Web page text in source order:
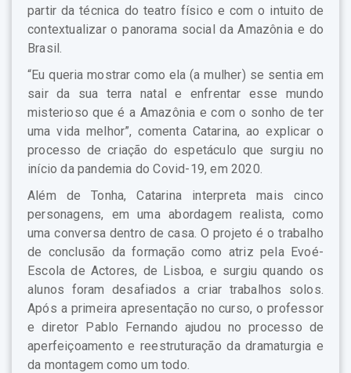
partir da técnica do teatro físico e com o intuito de
contextualizar o panorama social da Amazônia e do
Brasil.
“Eu queria mostrar como ela (a mulher) se sentia em
sair da sua terra natal e enfrentar esse mundo
misterioso que é a Amazônia e com o sonho de ter
uma vida melhor”, comenta Catarina, ao explicar o
processo de criação do espetáculo que surgiu no
início da pandemia do Covid-19, em 2020.
Além de Tonha, Catarina interpreta mais cinco
personagens, em uma abordagem realista, como
uma conversa dentro de casa. O projeto é o trabalho
de conclusão da formação como atriz pela Evoé-
Escola de Actores, de Lisboa, e surgiu quando os
alunos foram desafiados a criar trabalhos solos.
Após a primeira apresentação no curso, o professor
e diretor Pablo Fernando ajudou no processo de
aperfeiçoamento e reestruturação da dramaturgia e
da montagem como um todo.